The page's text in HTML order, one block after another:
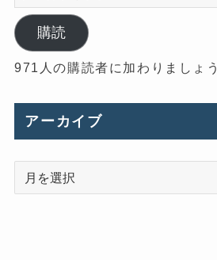
ー
ル
ア
ド
ス
購読
971人の購読者に加わりましょう
アーカイブ